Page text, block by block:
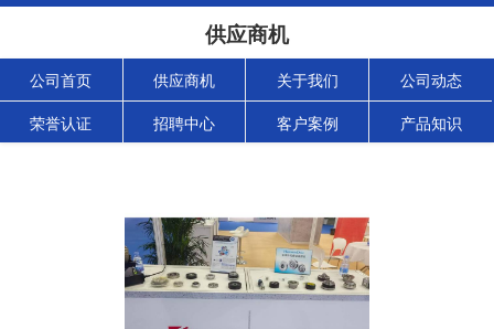
供应商机
公司首页 供应商机 关于我们 公司动态
荣誉认证 招聘中心 客户案例 产品知识